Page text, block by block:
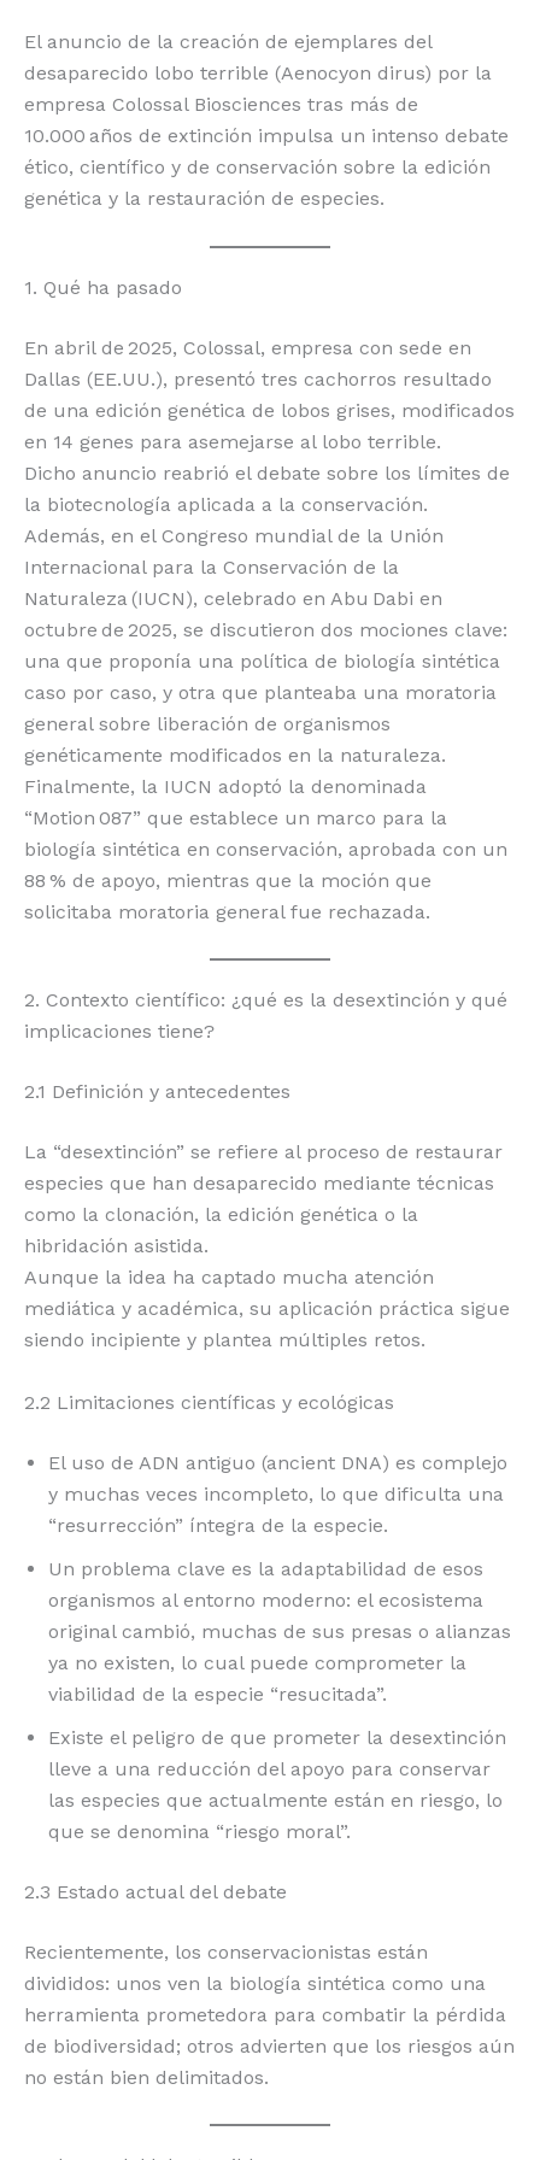
o
k
p
k r
El anuncio de la creación de ejemplares del
desaparecido lobo terrible (Aenocyon dirus) por la
empresa Colossal Biosciences tras más de
10.000 años de extinción impulsa un intenso debate
ético, científico y de conservación sobre la edición
genética y la restauración de especies.
1. Qué ha pasado
En abril de 2025, Colossal, empresa con sede en
Dallas (EE.UU.), presentó tres cachorros resultado
de una edición genética de lobos grises, modificados
en 14 genes para asemejarse al lobo terrible.
Dicho anuncio reabrió el debate sobre los límites de
la biotecnología aplicada a la conservación.
Además, en el Congreso mundial de la Unión
Internacional para la Conservación de la
Naturaleza (IUCN), celebrado en Abu Dabi en
octubre de 2025, se discutieron dos mociones clave:
una que proponía una política de biología sintética
caso por caso, y otra que planteaba una moratoria
general sobre liberación de organismos
genéticamente modificados en la naturaleza.
Finalmente, la IUCN adoptó la denominada
“Motion 087” que establece un marco para la
biología sintética en conservación, aprobada con un
88 % de apoyo, mientras que la moción que
solicitaba moratoria general fue rechazada.
2. Contexto científico: ¿qué es la desextinción y qué
implicaciones tiene?
2.1 Definición y antecedentes
La “desextinción” se refiere al proceso de restaurar
especies que han desaparecido mediante técnicas
como la clonación, la edición genética o la
hibridación asistida.
Aunque la idea ha captado mucha atención
mediática y académica, su aplicación práctica sigue
siendo incipiente y plantea múltiples retos.
2.2 Limitaciones científicas y ecológicas
El uso de ADN antiguo (ancient DNA) es complejo
y muchas veces incompleto, lo que dificulta una
“resurrección” íntegra de la especie.
Un problema clave es la adaptabilidad de esos
organismos al entorno moderno: el ecosistema
original cambió, muchas de sus presas o alianzas
ya no existen, lo cual puede comprometer la
viabilidad de la especie “resucitada”.
Existe el peligro de que prometer la desextinción
lleve a una reducción del apoyo para conservar
las especies que actualmente están en riesgo, lo
que se denomina “riesgo moral”.
2.3 Estado actual del debate
Recientemente, los conservacionistas están
divididos: unos ven la biología sintética como una
herramienta prometedora para combatir la pérdida
de biodiversidad; otros advierten que los riesgos aún
no están bien delimitados.